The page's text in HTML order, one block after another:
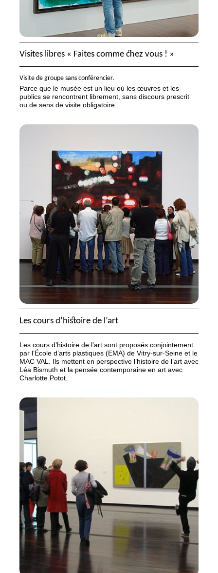
Visites libres « Faites comme chez vous ! »
Visite de groupe sans conférencier.
Parce que le musée est un lieu où les œuvres et les
publics se rencontrent librement, sans discours prescrit
ou de sens de visite obligatoire.
Les cours d’histoire de l’art
Les cours d’histoire de l’art sont proposés conjointement
par l’École d’arts plastiques (EMA) de Vitry-sur-Seine et le
MAC VAL
. Ils mettent en perspective l’histoire de l’art avec
Léa Bismuth et la pensée contemporaine en art avec
Charlotte Potot.